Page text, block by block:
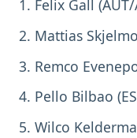
Felix Gall
Mattias
Remco
Pello Bilbao
Wilco